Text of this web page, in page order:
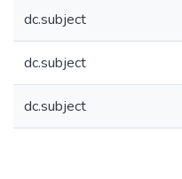
dc.subject
dc.subject
dc.subject